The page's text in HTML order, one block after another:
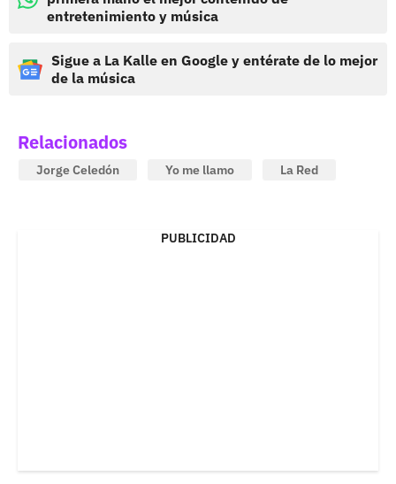
entretenimiento y música
Sigue a La Kalle en Google y entérate de lo mejor
de la música
Relacionados
Jorge Celedón Yo me llamo La Red
PUBLICIDAD